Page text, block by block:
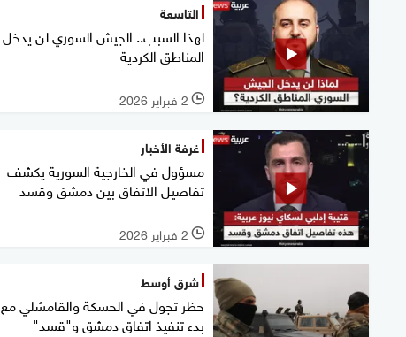
التاسعة
لهذا السبب.. الجيش السوري لن يدخل
المناطق الكردية
l 2 فبراير 2026
غرفة الأخبار
مسؤول في الخارجية السورية يكشف
تفاصيل الاتفاق بين دمشق وقسد
l 2 فبراير 2026
شرق أوسط
حظر تجول في الحسكة والقامشلي مع
بدء تنفيذ اتفاق دمشق و"قسد"